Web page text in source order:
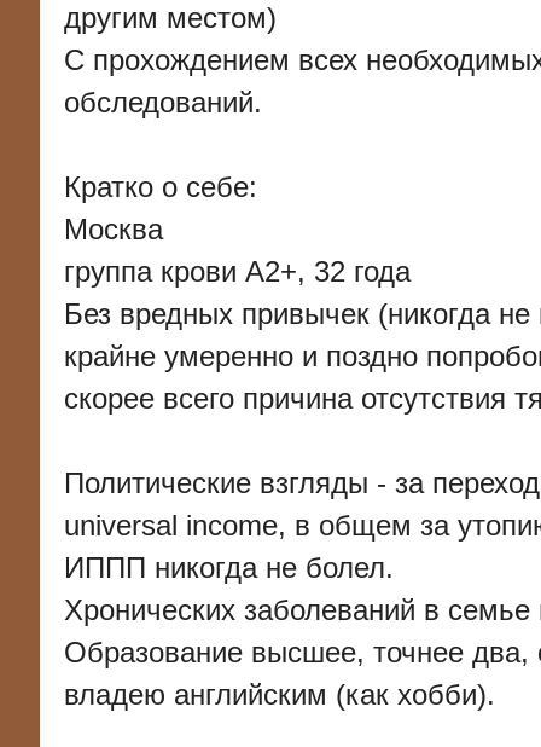
другим местом)
С прохождением всех
обследований.
Кратко о себе:
Москва
группа крови A2+, 32 года
Без вредных привычек (никогда
крайне умеренно и поздно
скорее всего причина отсутствия
Политические взгляды - за
universal income, в общем за
ИППП никогда не болел.
Хронических заболеваний в семье
Образование высшее, точнее
владею английским (как хобби).